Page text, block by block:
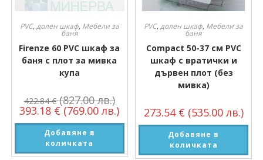
PVC,долен шкаф, Мебели за
баня
Firenze 60 PVC шкаф за
баня с плот за мивка
купа
422.84€ (827.00 лв.)
393.18 € (769.00 лв.)
Добавяне в
количката
PVC,долен шкаф, Мебели за
баня
Compact 50-37 см PVC
шкаф с вратички и
дървен плот (без
мивка)
273.54 € (535.00 лв.)
Добавяне в
количката